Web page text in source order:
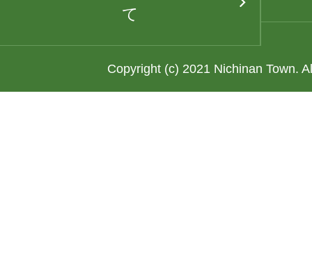
て
Copyright (c) 2021 Nichinan Town.